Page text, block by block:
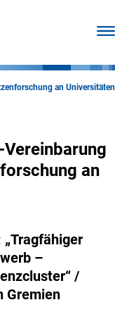
an Universitäten
an
–
/
Gremien